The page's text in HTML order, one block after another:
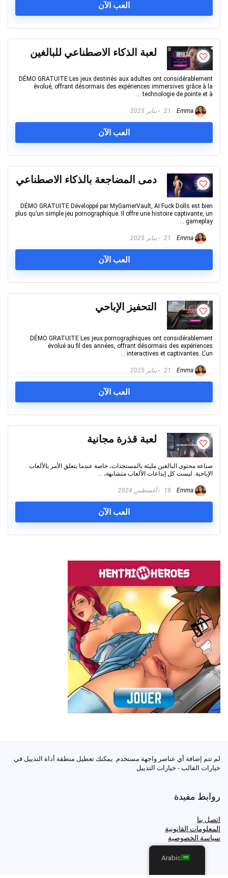
العب الآن
لعبة الذكاء الاصطناعي للبالغين
DÉMO GRATUITE Les jeux destinés aux adultes ont considérablement
évolué, offrant désormais des expériences immersives grâce à la
technologie de pointe et à ...
21 يناير 2025
العب الآن
دمى المضاجعة بالذكاء الاصطناعي
DÉMO GRATUITE Développé par MyGamerVault, AI Fuck Dolls est bien
plus qu’un simple jeu pornographique. Il offre une histoire captivante, un
gameplay ...
21 يناير 2025
العب الآن
التحفيز الإباحي
DÉMO GRATUITE Les jeux pornographiques ont considérablement
évolué au fil des années, offrant désormais des expériences
interactives et captivantes. L'un ...
21 يناير 2025
العب الآن
لعبة قذرة مجانية
صناعة محتوى البالغين مليئة بالمستجدات، خاصة عندما يتعلق الأمر بالألعاب
الإباحية. ليست كل إبداعات الألعاب متشابهة، ...
18 أغسطس 2024
العب الآن
لم تتم إضافة أي عناصر واجهة مستخدم. يمكنك تعطيل منطقة أداة التذييل في
خيارات القالب - خيارات التذييل
روابط مفيدة
اتصل بنا
المعلومات القانونية
سياسة الخصوصية
Arabic